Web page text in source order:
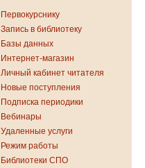
Первокурснику
Запись в библиотеку
Базы данных
Интернет-магазин
Личный кабинет читателя
Новые поступления
Подписка периодики
Вебинары
Удаленные услуги
Режим работы
Библиотеки СПО